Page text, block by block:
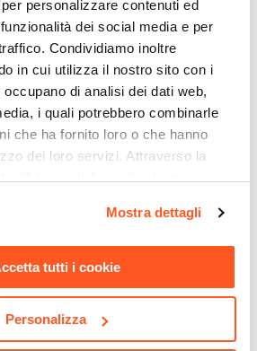
personalizzare contenuti ed
dei social media e per
Condividiamo inoltre
in cui utilizza il nostro sito con i
di analisi dei dati web,
i quali potrebbero combinarle
che ha fornito loro o che hanno
dei loro servizi. Attraverso la
informazioni si invita a leggere la
Mostra dettagli
tutti i cookie
Personalizza
con disegno astratto bianco
€ 9,00